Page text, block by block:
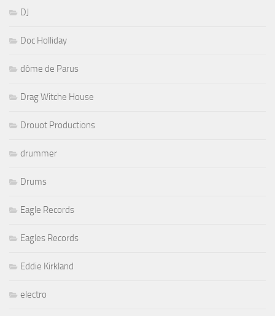
DJ
Doc Holliday
dôme de Parus
Drag Witche House
Drouot Productions
drummer
Drums
Eagle Records
Eagles Records
Eddie Kirkland
electro